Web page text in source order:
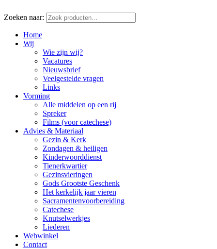
Zoeken naar:
Home
Wij
Wie zijn wij?
Vacatures
Nieuwsbrief
Veelgestelde vragen
Links
Vorming
Alle middelen op een rij
Spreker
Films (voor catechese)
Advies & Materiaal
Gezin & Kerk
Zondagen & heiligen
Kinderwoorddienst
Tienerkwartier
Gezinsvieringen
Gods Grootste Geschenk
Het kerkelijk jaar vieren
Sacramentenvoorbereiding
Catechese
Knutselwerkjes
Liederen
Webwinkel
Contact